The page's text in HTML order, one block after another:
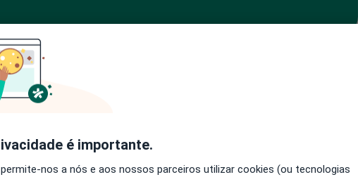
Solicite um atendimento
é importante.
nos a nós e aos nossos parceiros utilizar cookies (ou tecnologias